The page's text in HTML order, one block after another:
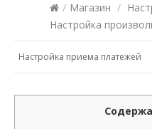
/ Магазин /
Настройка
Настройка приема платежей